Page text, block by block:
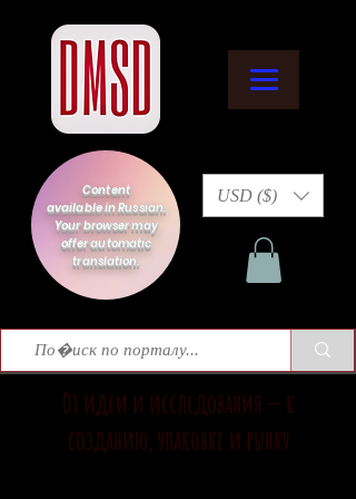
Content
available in Russian.
Your browser may
offer automatic
translation.
USD ($)
От идеи и исследования — к
созданию, упаковке и рынку